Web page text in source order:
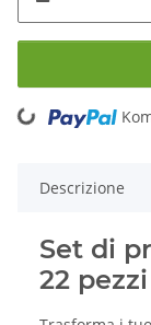
Loading...
Descrizione
Set di
22